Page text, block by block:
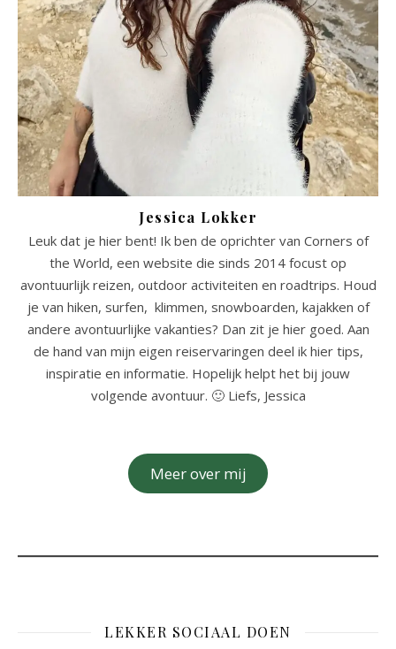
Jessica Lokker
Leuk dat je hier bent! Ik ben de oprichter van Corners of
the World, een website die sinds 2014 focust op
avontuurlijk reizen, outdoor activiteiten en roadtrips. Houd
je van hiken, surfen, klimmen, snowboarden, kajakken of
andere avontuurlijke vakanties? Dan zit je hier goed. Aan
de hand van mijn eigen reiservaringen deel ik hier tips,
inspiratie en informatie. Hopelijk helpt het bij jouw
volgende avontuur. 🙂 Liefs, Jessica
Meer over mij
LEKKER SOCIAAL DOEN